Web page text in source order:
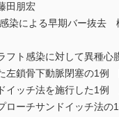
田朋宏
染による早期バー抜去
フト感染に対して異種
左鎖骨下動脈閉塞の1例
イッチ法を施行した1例
ローチサンドイッチ法